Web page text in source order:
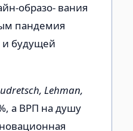
образо- вания
пандемия
и будущей
Lehman,
а ВРП на душу